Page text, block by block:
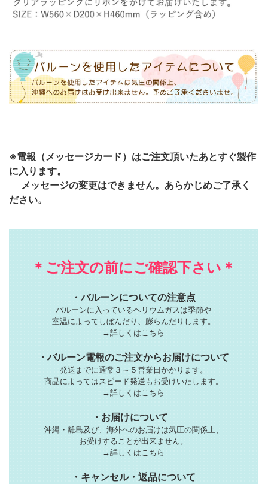
※電報（メッセージカード）はご注文頂いたあとすぐ製作
に入ります。
メッセージの変更はできません。あらかじめご了承く
ださい。
＊ご注文の前にご確認下さい＊
・バルーンについての注意点
バルーンに入っているヘリウムガスは季節や
室温によってしぼんだり、膨らんだりします。
→詳しくはこちら
・バルーン電報のご注文からお届けについて
発送までに通常３～５営業日かかります。
商品によってはスピード発送もお受けいたします。
→詳しくはこちら
・お届けについて
沖縄・離島及び、海外へのお届けは気圧の関係上、
お受けすることが出来ません。
→詳しくはこちら
・キャンセル・返品について